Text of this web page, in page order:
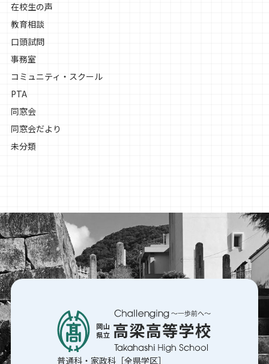
在校生の声
教育相談
口頭試問
事務室
コミュニティ・スクール
PTA
同窓会
同窓会だより
未分類
普通科・家政科［全県学区］